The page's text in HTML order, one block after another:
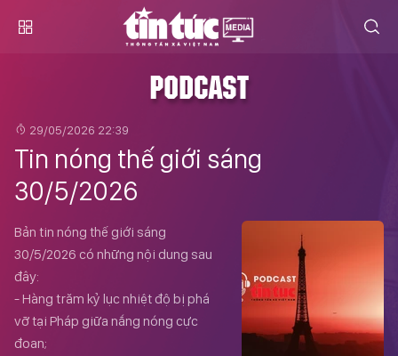
PODCAST
29/05/2026 22:39
Tin nóng thế giới sáng
30/5/2026
Bản tin nóng thế giới sáng
30/5/2026 có những nội dung sau
đây:
- Hàng trăm kỷ lục nhiệt độ bị phá
vỡ tại Pháp giữa nắng nóng cực
đoan;